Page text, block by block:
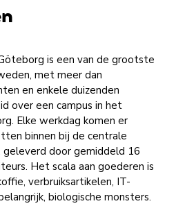
is een van de grootste
met meer dan
en enkele duizenden
over een campus in het
Elke werkdag komen er
binnen bij de centrale
door gemiddeld 16
Het scala aan goederen is
verbruiksartikelen, IT-
biologische monsters.